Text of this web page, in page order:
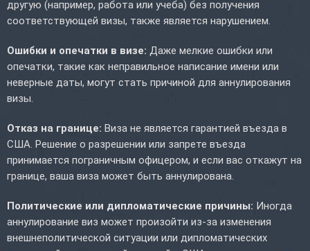
другую (например, работа или учеба) без получения
соответствующей визы, также является нарушением.
Ошибки и опечатки в визе: Даже мелкие ошибки или
опечатки, такие как неправильное написание имени или
неверные даты, могут стать причиной для аннулирования
визы.
Отказ на границе: Виза не является гарантией въезда в
США. Решение о разрешении или запрете въезда
принимается пограничным офицером, и если вас откажут на
границе, ваша виза может быть аннулирована.
Политические или дипломатические причины: Иногда
аннулирование виз может произойти из-за изменения
внешнеполитической ситуации или дипломатических